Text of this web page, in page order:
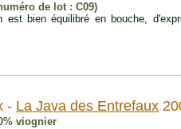
de lot : C09)
bien équilibré en bouche,
- La Java des Entrefaux
viognier